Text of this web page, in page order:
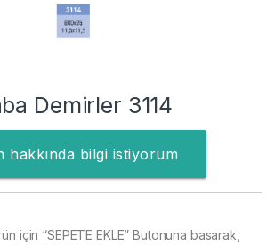
Demirler 3114
hakkında bilgi istiyorum
için “SEPETE EKLE” Butonuna basarak,